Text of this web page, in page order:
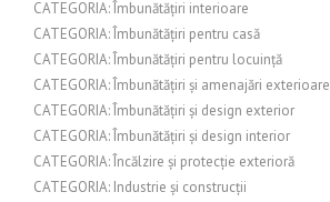
CATEGORIA: Îmbunătățiri interioare
CATEGORIA: Îmbunătățiri pentru casă
CATEGORIA: Îmbunătățiri pentru locuință
CATEGORIA: Îmbunătățiri și amenajări exterioare
CATEGORIA: Îmbunătățiri și design exterior
CATEGORIA: Îmbunătățiri și design interior
CATEGORIA: Încălzire și protecție exterioră
CATEGORIA: Industrie și construcții